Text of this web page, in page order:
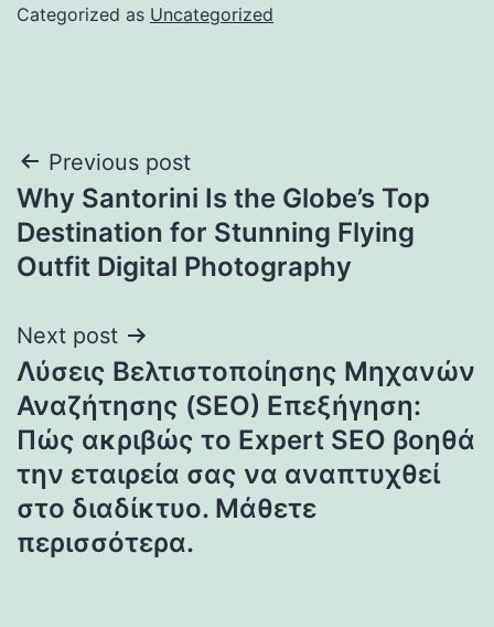
Categorized as Uncategorized
Post
navigation
Previous post
Why Santorini Is the Globe’s Top
Destination for Stunning Flying
Outfit Digital Photography
Next post
Λύσεις Βελτιστοποίησης Μηχανών
Αναζήτησης (SEO) Επεξήγηση:
Πώς ακριβώς το Expert SEO βοηθά
την εταιρεία σας να αναπτυχθεί
στο διαδίκτυο. Μάθετε
περισσότερα.